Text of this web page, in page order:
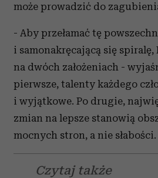
może prowadzić do
- Aby przełamać tę
i samonakręcającą się
na dwóch założeniach -
pierwsze, talenty każdego
i wyjątkowe. Po drugie,
zmian na lepsze stanowią
mocnych stron, a nie słabości.
Czytaj także